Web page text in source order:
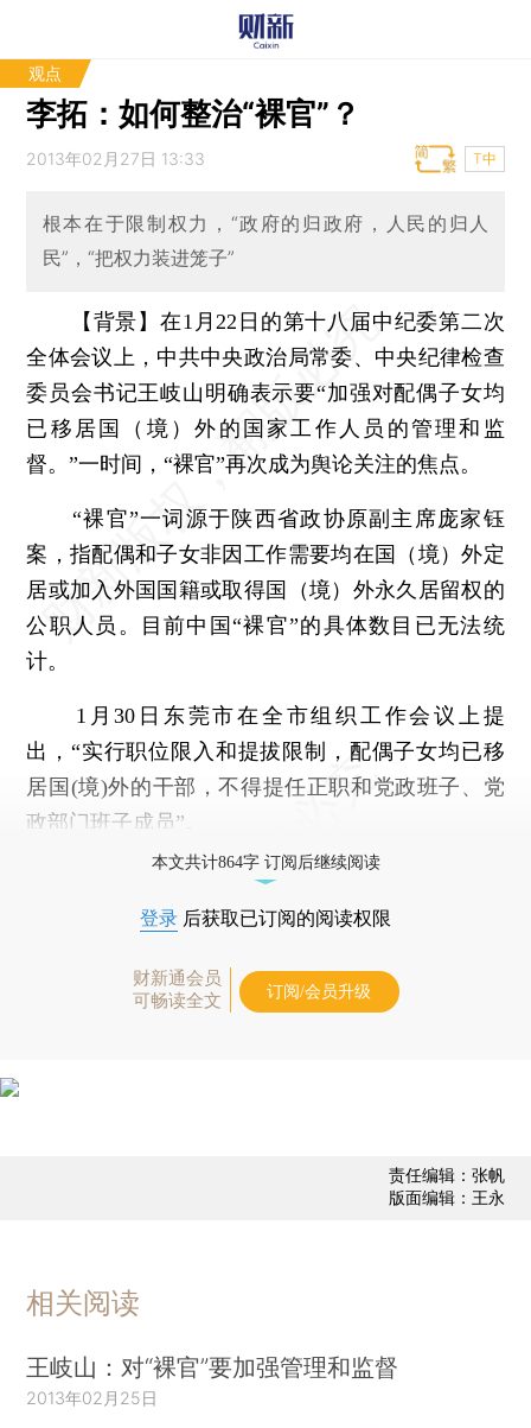
观点
李拓：如何整治“裸官”？
2013年02月27日 13:33 T中
根本在于限制权力，“政府的归政府，人民的归人
民”，“把权力装进笼子”
【背景】在1月22日的第十八届中纪委第二次
全体会议上，中共中央政治局常委、中央纪律检查
委员会书记王岐山明确表示要“加强对配偶子女均
已移居国（境）外的国家工作人员的管理和监
督。”一时间，“裸官”再次成为舆论关注的焦点。
“裸官”一词源于陕西省政协原副主席庞家钰
案，指配偶和子女非因工作需要均在国（境）外定
居或加入外国国籍或取得国（境）外永久居留权的
公职人员。目前中国“裸官”的具体数目已无法统
计。
1月30日东莞市在全市组织工作会议上提
出，“实行职位限入和提拔限制，配偶子女均已移
居国(境)外的干部，不得提任正职和党政班子、党
政部门班子成员”。
本文共计864字 订阅后继续阅读
登录 后获取已订阅的阅读权限
财新通会员
可畅读全文
订阅/会员升级
责任编辑：张帆
版面编辑：王永
相关阅读
王岐山：对“裸官”要加强管理和监督
2013年02月25日